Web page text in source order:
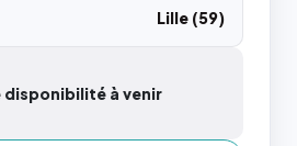
Lille (59)
disponibilité à venir